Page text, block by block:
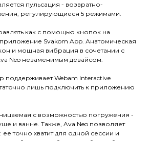
пульсация - возвратно-
регулирующиеся 5 режимами.
как с помощью кнопок на
Svakom App. Анатомическая
и мощная вибрация в сочетании с
Neo незаменимым девайсом.
поддерживает Webam Interactive
лишь подключить к приложению
с возможностью погружения -
и ванне. Также, Ava Neo позволяет
точно хватит для одной сессии и